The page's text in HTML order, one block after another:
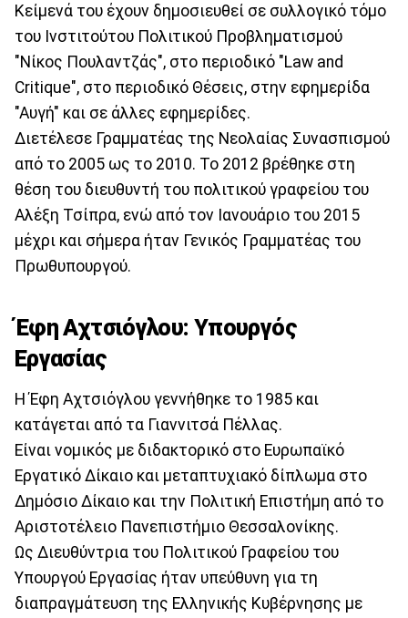
Κείμενά του έχουν δημοσιευθεί σε συλλογικό τόμο
του Ινστιτούτου Πολιτικού Προβληματισμού
"Νίκος Πουλαντζάς", στο περιοδικό "Law and
Critique", στο περιοδικό Θέσεις, στην εφημερίδα
"Αυγή" και σε άλλες εφημερίδες.
Διετέλεσε Γραμματέας της Νεολαίας Συνασπισμού
από το 2005 ως το 2010. Το 2012 βρέθηκε στη
θέση του διευθυντή του πολιτικού γραφείου του
Αλέξη Τσίπρα, ενώ από τον Ιανουάριο του 2015
μέχρι και σήμερα ήταν Γενικός Γραμματέας του
Πρωθυπουργού.
Έφη Αχτσιόγλου: Υπουργός
Εργασίας
Η Έφη Αχτσιόγλου γεννήθηκε το 1985 και
κατάγεται από τα Γιαννιτσά Πέλλας.
Είναι νομικός με διδακτορικό στο Ευρωπαϊκό
Εργατικό Δίκαιο και μεταπτυχιακό δίπλωμα στο
Δημόσιο Δίκαιο και την Πολιτική Επιστήμη από το
Αριστοτέλειο Πανεπιστήμιο Θεσσαλονίκης.
Ως Διευθύντρια του Πολιτικού Γραφείου του
Υπουργού Εργασίας ήταν υπεύθυνη για τη
διαπραγμάτευση της Ελληνικής Κυβέρνησης με